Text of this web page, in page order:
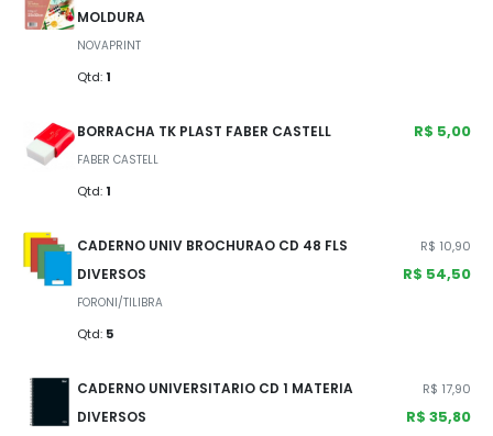
MOLDURA
NOVAPRINT
Qtd: 1
BORRACHA TK PLAST FABER CASTELL
FABER CASTELL
Qtd: 1
R$ 5,00
CADERNO UNIV BROCHURAO CD 48 FLS
DIVERSOS
FORONI/TILIBRA
Qtd: 5
R$ 10,90
R$ 54,50
CADERNO UNIVERSITARIO CD 1 MATERIA
DIVERSOS
R$ 17,90
R$ 35,80